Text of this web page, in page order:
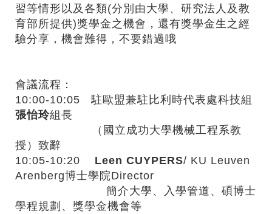
習等情形以及各類(分別由大學、研究法人及教
育部所提供)獎學金之機會，還有獎學金生之經
驗分享，機會難得，不要錯過哦
會議流程：
10:00-10:05 駐歐盟兼駐比利時代表處科技組
張怡玲組長
（國立成功大學機械工程系教
授）致辭
10:05-10:20 Leen CUYPERS/ KU Leuven
Arenberg博士學院Director
簡介大學、入學管道、碩博士
學程規劃、獎學金機會等